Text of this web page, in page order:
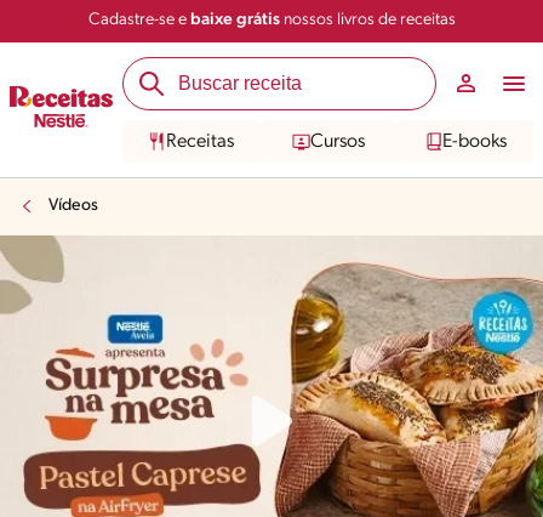
Cadastre-se e baixe grátisnossos livros de receitas
Receitas Cursos E-books
Vídeos